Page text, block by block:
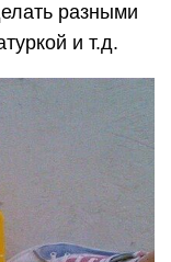
разными
и т.д.